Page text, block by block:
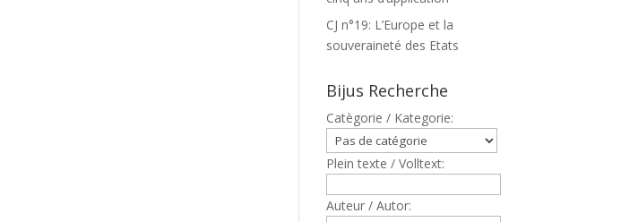
CJ n°19: L’Europe et la
souveraineté des Etats
Bijus Recherche
Catègorie / Kategorie:
Plein texte / Volltext:
Auteur / Autor: